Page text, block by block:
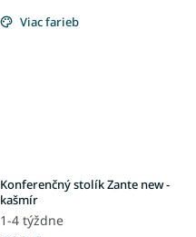
Viac farieb
Konferenčný stolík Zante new -
kašmír
1-4 týždne